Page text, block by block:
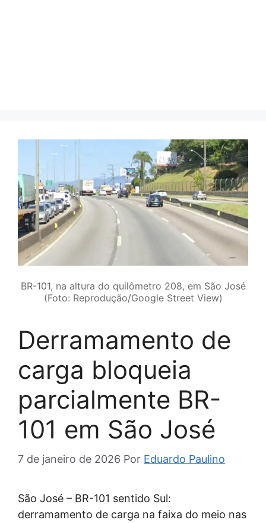
BR-101, na altura do quilômetro 208, em São José
(Foto: Reprodução/Google Street View)
Derramamento de
carga bloqueia
parcialmente BR-
101 em São José
7 de janeiro de 2026 Por Eduardo Paulino
São José – BR-101 sentido Sul:
derramamento de carga na faixa do meio nas